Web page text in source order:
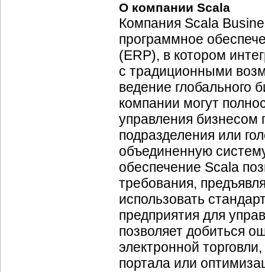
О компании Scala
Компания Scala
программное
(ERP), в котором
с традиционными
ведение глобального
компании могут
управления бизнесом
подразделения или
объединенную
обеспечение Scala
требования,
использовать
предприятия для
позволяет добиться
электронной
портала или